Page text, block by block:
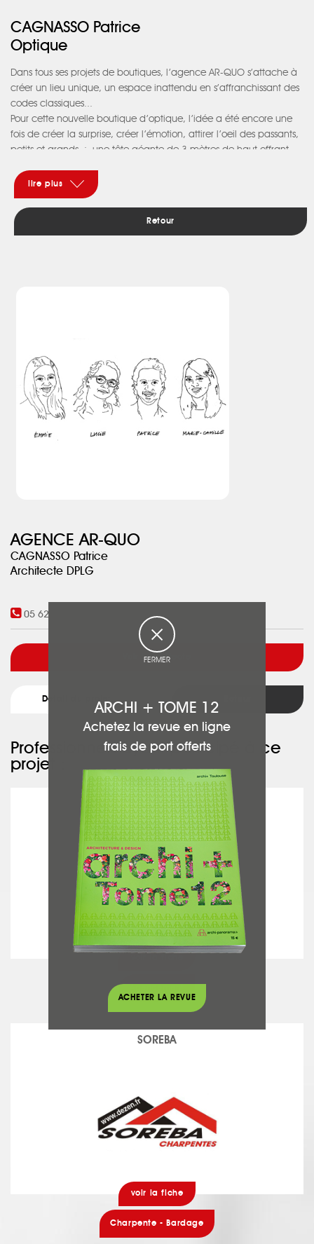
CAGNASSO Patrice
Optique
Dans tous ses projets de boutiques, l’agence AR-QUO s’attache à
créer un lieu unique, un espace inattendu en s’affranchissant des
codes classiques...
Pour cette nouvelle boutique d’optique, l’idée a été encore une
fois de créer la surprise, créer l’émotion, attirer l’oeil des passants,
petits et grands : une tête géante de 3 mètres de haut offrant
brut.
Ces mises en scène, cette théatralisation, plus proche de la
galerie d’art contemporain que du centre commercial,
lire plus
Retour
AGENCE AR-QUO
CAGNASSO Patrice
Architecte DPLG
05 62 47 64 90
Voir l'architecte
Détail du projet
Professionnels ayant participé à ce
projet :
MATIERES INNOVATION DESIGN
SOREBA
voir la fiche
Charpente - Bardage
FERMER
ARCHI + TOME 12
Achetez la revue en ligne
frais de port offerts
ACHETER LA REVUE